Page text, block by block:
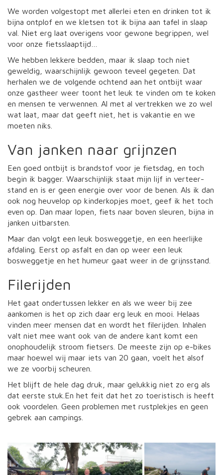
We worden volgestopt met allerlei eten en drinken tot ik
bijna ontplof en we kletsen tot ik bijna aan tafel in slaap
val. Niet erg laat overigens voor gewone begrippen, wel
voor onze fietsslaaptijd…
We hebben lekkere bedden, maar ik slaap toch niet
geweldig, waarschijnlijk gewoon teveel gegeten. Dat
herhalen we de volgende ochtend aan het ontbijt waar
onze gastheer weer toont het leuk te vinden om te koken
en mensen te verwennen. Al met al vertrekken we zo wel
wat laat, maar dat geeft niet, het is vakantie en we
moeten niks.
Van janken naar grijnzen
Een goed ontbijt is brandstof voor je fietsdag, en toch
begin ik bagger. Waarschijnlijk staat mijn lijf in verteer-
stand en is er geen energie over voor de benen. Als ik dan
ook nog heuvelop op kinderkopjes moet, geef ik het toch
even op. Dan maar lopen, fiets naar boven sleuren, bijna in
janken uitbarsten.
Maar dan volgt een leuk bosweggetje, en een heerlijke
afdaling. Eerst op asfalt en dan op weer een leuk
bosweggetje en het humeur gaat weer in de grijnsstand.
Filerijden
Het gaat ondertussen lekker en als we weer bij zee
aankomen is het op zich daar erg leuk en mooi. Helaas
vinden meer mensen dat en wordt het filerijden. Inhalen
valt niet mee want ook van de andere kant komt een
onophoudelijk stroom fietsers. De meeste zijn op e-bikes
maar hoewel wij maar iets van 20 gaan, voelt het alsof
we ze voorbij scheuren.
Het blijft de hele dag druk, maar gelukkig niet zo erg als
dat eerste stuk.En het feit dat het zo toeristisch is heeft
ook voordelen. Geen problemen met rustplekjes en geen
gebrek aan campings.